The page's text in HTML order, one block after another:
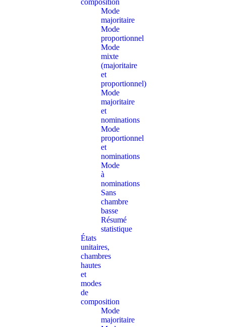
composition
Mode
majoritaire
Mode
proportionnel
Mode
mixte
(majoritaire
et
proportionnel)
Mode
majoritaire
et
nominations
Mode
proportionnel
et
nominations
Mode
à
nominations
Sans
chambre
basse
Résumé
statistique
États
unitaires,
chambres
hautes
et
modes
de
composition
Mode
majoritaire